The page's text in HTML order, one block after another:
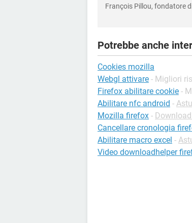
François Pillou, fondatore
Potrebbe anche
Cookies mozilla
Webgl attivare - Migliori
Firefox abilitare cookie -
Abilitare nfc android -
Mozilla firefox -
Cancellare cronologia
Abilitare macro excel -
Video downloadhelper